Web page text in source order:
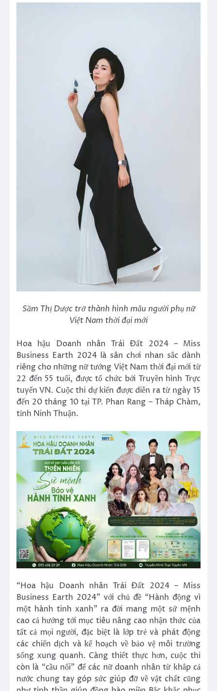
Sầm Thị Dược trở thành hình mẫu người phụ nữ
Việt Nam thời đại mới
Hoa hậu Doanh nhân Trái Đất 2024 – Miss
Business Earth 2024 là sân chơi nhan sắc dành
riêng cho những nữ tướng Việt Nam thời đại mới từ
22 đến 55 tuổi, được tổ chức bởi Truyền hình Trực
tuyến VN. Cuộc thi dự kiến được diễn ra từ ngày 15
đến 20 tháng 10 tại TP. Phan Rang – Tháp Chàm,
tỉnh Ninh Thuận.
“Hoa hậu Doanh nhân Trái Đất 2024 – Miss
Business Earth 2024” với chủ đề “Hành động vì
một hành tinh xanh” ra đời mang một sứ mệnh
cao cả hướng tới mục tiêu nâng cao nhận thức của
tất cả mọi người, đặc biệt là lớp trẻ và phát động
các chiến dịch và kế hoạch về bảo vệ môi trường
sống xung quanh. Càng thiết thực hơn, cuộc thi
còn là “cầu nối” để các nữ doanh nhân từ khắp cả
nước chung tay góp sức giúp đỡ về vật chất cũng